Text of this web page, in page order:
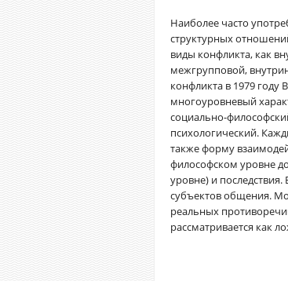
Наиболее часто
структурных
виды конфликта, как
межгрупповой,
конфликта в 1979
многоуровневый
социально-
психологический.
также форму
философском уровне
уровне) и
субъектов общения.
реальных
рассматривается как